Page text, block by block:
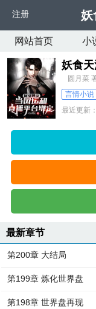
注册 妖
网站首页 小
妖食
圆月菜
言情小说
最近更新
最新章节
第200章 大结局
第199章 炼化世界盘
第198章 世界盘再现